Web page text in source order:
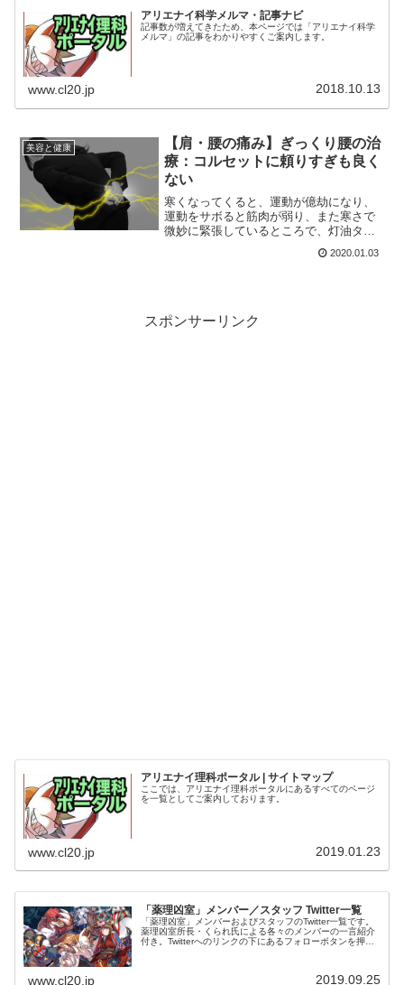
アリエナイ科学メルマ・記事ナビ
記事数が増えてきたため、本ページでは「アリエナイ科学
メルマ」の記事をわかりやすくご案内します。
www.cl20.jp 2018.10.13
美容と健康
【肩・腰の痛み】ぎっくり腰の治
療：コルセットに頼りすぎも良く
ない
寒くなってくると、運動が億劫になり、
運動をサボると筋肉が弱り、また寒さで
微妙に緊張しているところで、灯油タン
まされることがあります。いわゆるぎっ
2020.01.03
スポンサーリンク
アリエナイ理科ポータル | サイトマップ
ここでは、アリエナイ理科ポータルにあるすべてのページ
を一覧としてご案内しております。
www.cl20.jp 2019.01.23
「薬理凶室」メンバー／スタッフ Twitter一覧
「薬理凶室」メンバーおよびスタッフのTwitter一覧です。
薬理凶室所長・くられ氏による各々のメンバーの一言紹介
付き。Twitterへのリンクの下にあるフォローボタンを押す
www.cl20.jp 2019.09.25